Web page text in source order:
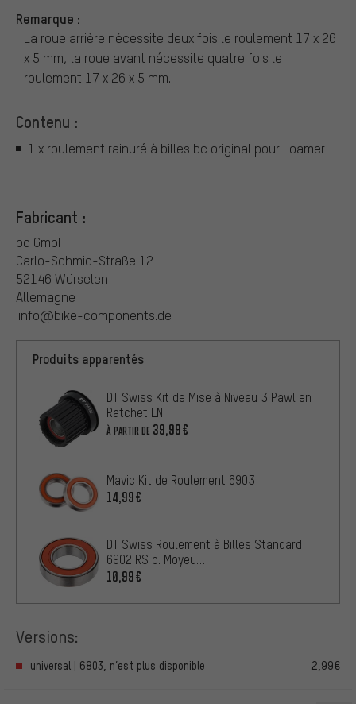
Remarque :
La roue arrière nécessite deux fois le roulement 17 x 26
x 5 mm, la roue avant nécessite quatre fois le
roulement 17 x 26 x 5 mm.
Contenu :
1 x roulement rainuré à billes bc original pour Loamer
Fabricant :
bc GmbH
Carlo-Schmid-Straße 12
52146 Würselen
Allemagne
iinfo@bike-components.de
Produits apparentés
DT Swiss Kit de Mise à Niveau 3 Pawl en
Ratchet LN
À PARTIR DE 39,99€
Mavic Kit de Roulement 6903
14,99€
DT Swiss Roulement à Billes Standard
6902 RS p. Moyeu
240/350/370/EX1750/EX1550
10,99€
Versions:
universal | 6803, n’est plus disponible 2,99€